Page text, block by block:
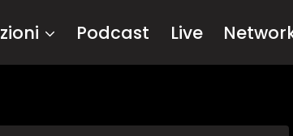
Podcast Live